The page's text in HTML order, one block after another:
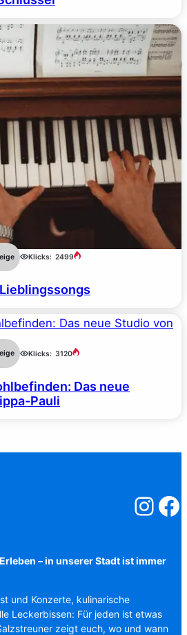
Klicks: 2499
Klicks: 3120
Das neue
Pauli
– in unserer Stadt ist immer
und Konzerte, kulinarische
Leckerbissen: Für jeden ist etwas
zeigt euch, wo und wann